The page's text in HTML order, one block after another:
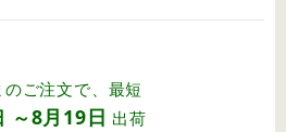
のご注文で、最短
～8月19日 出荷